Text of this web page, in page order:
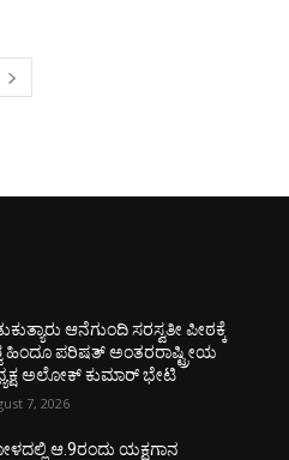
ಆನೆಗುಂದಿ ಸರಸ್ವತೀ ಪೀಠಕ್ಕೆ
ಹಿಂದೂ ಪರಿಷತ್ ಅಂತರರಾಷ್ಟ್ರೀಯ
ಅಲೋಕ್ ಕುಮಾರ್ ಭೇಟಿ
7, 2026
ಆ.9ರಂದು ಯಕ್ಷಗಾನ